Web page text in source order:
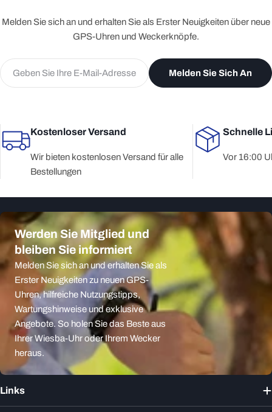
Melden Sie sich an und erhalten Sie als Erster Neuigkeiten über neue
GPS-Uhren und Weckerknöpfe.
E-
Mail
Melden Sie Sich An
Kostenloser Versand
Wir bieten kostenlosen Versand für alle
Bestellungen
Schnelle
Vor 16:00
Werden Sie Mitglied und
bleiben Sie informiert
Melden Sie sich an und erhalten Sie als
Erster Neuigkeiten zu neuen GPS-
Uhren, hilfreiche Nutzungstipps,
Wartungshinweise und exklusive
Angebote. So holen Sie das Beste aus
Ihrer Wiesba-Uhr oder Ihrem Wecker
heraus.
Links